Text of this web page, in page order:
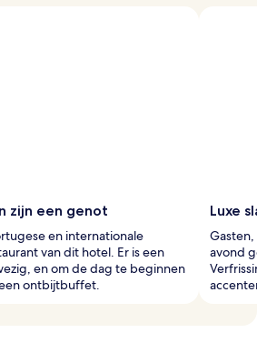
zijn een genot
en internationale
van dit hotel. Er is een
en om de dag te beginnen
ontbijtbuffet.
Luxe
avond